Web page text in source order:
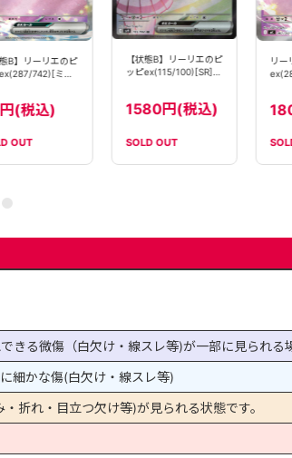
【状態B】リーリエのピ
ッピex(115/100)[SR]
1580円(税込)
SOLD OUT
リーリエのピッピ
ex(287/742)[ミラー仕
180円(税込)
SOLD OUT
る微傷（白欠け・線スレ等)が一部に見られる
細かな傷(白欠け・線スレ等)
折れ・目立つ欠け等)が見られる状態です。